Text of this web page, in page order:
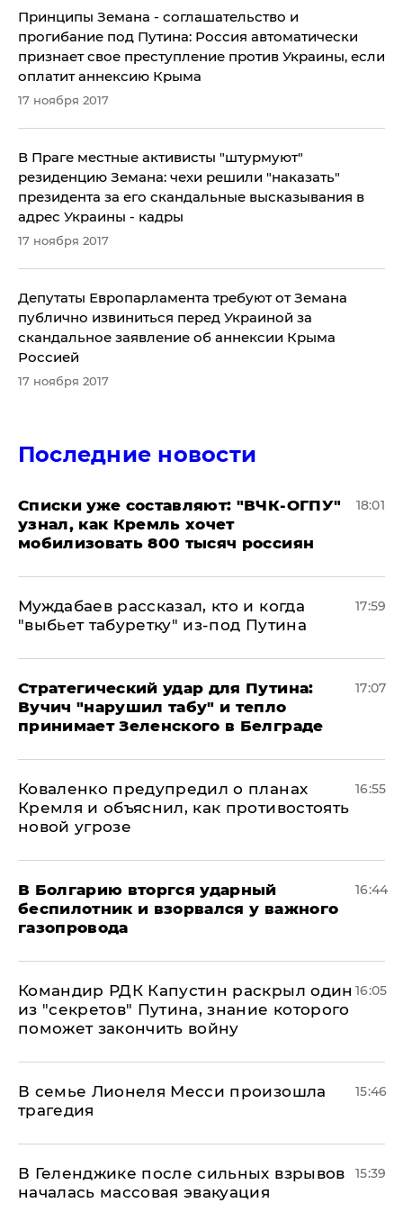
Принципы Земана - соглашательство и
прогибание под Путина: Россия автоматически
признает свое преступление против Украины, если
оплатит аннексию Крыма
17 ноября 2017
В Праге местные активисты "штурмуют"
резиденцию Земана: чехи решили "наказать"
президента за его скандальные высказывания в
адрес Украины - кадры
17 ноября 2017
Депутаты Европарламента требуют от Земана
публично извиниться перед Украиной за
скандальное заявление об аннексии Крыма
Россией
17 ноября 2017
Последние новости
Списки уже составляют: "ВЧК-ОГПУ"
узнал, как Кремль хочет
мобилизовать 800 тысяч россиян
18:01
Муждабаев рассказал, кто и когда
"выбьет табуретку" из-под Путина
17:59
Стратегический удар для Путина:
Вучич "нарушил табу" и тепло
принимает Зеленского в Белграде
17:07
Коваленко предупредил о планах
Кремля и объяснил, как противостоять
новой угрозе
16:55
В Болгарию вторгся ударный
беспилотник и взорвался у важного
газопровода
16:44
Командир РДК Капустин раскрыл один
из "секретов" Путина, знание которого
поможет закончить войну
16:05
В семье Лионеля Месси произошла
трагедия
15:46
В Геленджике после сильных взрывов
началась массовая эвакуация
15:39